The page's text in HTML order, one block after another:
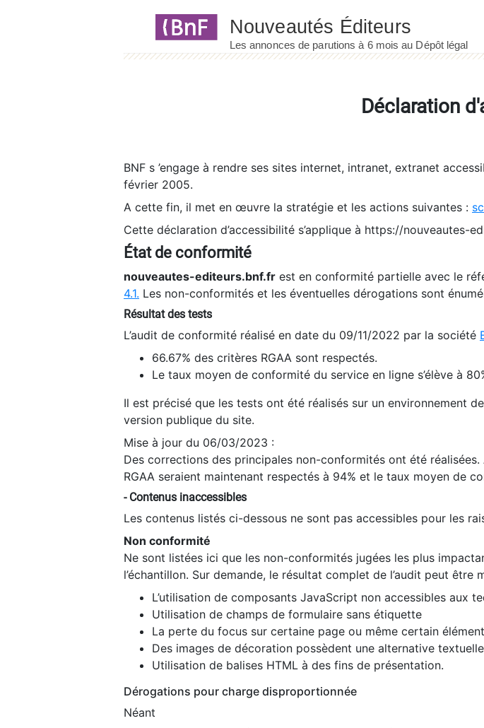
Déclaration
BNF s ’engage à rendre ses sites internet, intranet, extranet
février 2005.
A cette fin, il met en œuvre la stratégie et les actions suivantes :
Cette déclaration d’accessibilité s’applique à https://nouveautes-
État de conformité
nouveautes-editeurs.bnf.fr est en conformité partielle avec le
4.1. Les non-conformités et les éventuelles dérogations sont
Résultat des tests
L’audit de conformité réalisé en date du 09/11/2022 par la société
66.67% des critères RGAA sont respectés.
Le taux moyen de conformité du service en ligne s’élève à
Il est précisé que les tests ont été réalisés sur un environnement
version publique du site.
Mise à jour du 06/03/2023 :
Des corrections des principales non-conformités ont été
RGAA seraient maintenant respectés à 94% et le taux moyen de
- Contenus inaccessibles
Les contenus listés ci-dessous ne sont pas accessibles pour les
Non conformité
Ne sont listées ici que les non-conformités jugées les plus
l’échantillon. Sur demande, le résultat complet de l’audit peut être
L’utilisation de composants JavaScript non accessibles aux
Utilisation de champs de formulaire sans étiquette
La perte du focus sur certaine page ou même certain
Des images de décoration possèdent une alternative
Utilisation de balises HTML à des fins de présentation.
Dérogations pour charge disproportionnée
Néant